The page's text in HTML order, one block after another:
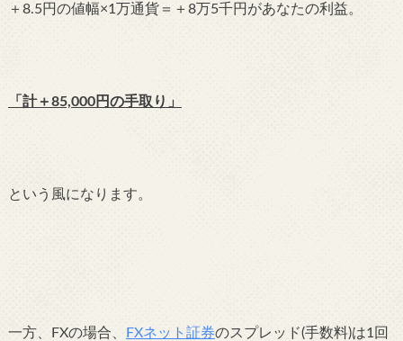
＋8.5円の値幅×1万通貨＝＋8万5千円があなたの利益。
「計＋85,000円の手取り」
という風になります。
一方、FXの場合、 FXネット証券のスプレッド(手数料)は1回